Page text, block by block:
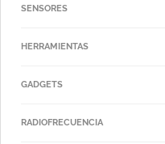
SENSORES
HERRAMIENTAS
GADGETS
RADIOFRECUENCIA